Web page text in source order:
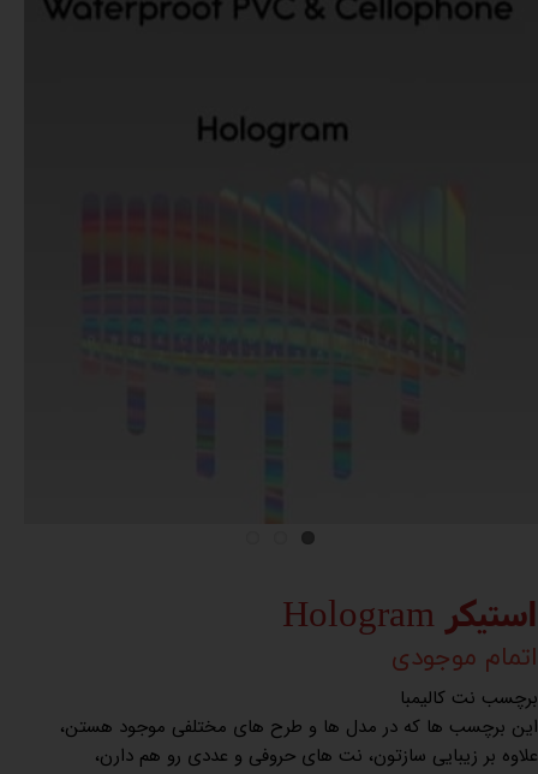
استیکر Hologram
اتمام موجودی
برچسب نت کالیمبا
این برچسب ها که در مدل ها و طرح های مختلفی موجود هستن،
علاوه بر زیبایی سازتون، نت های حروفی و عددی رو هم دارن،